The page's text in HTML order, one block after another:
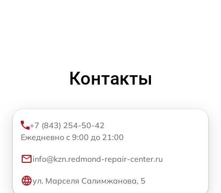
Контакты
+7 (843) 254-50-42
Ежедневно с 9:00 до 21:00
info@kzn.redmond-repair-center.ru
ул. Марселя Салимжанова, 5